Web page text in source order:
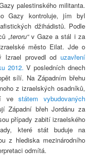
palestinského militanta.
Gazy kontroluje, jím byl
džihádistů. Podle
„teroru“v Gaze a stál i za
město Eilat. Jde o
Izrael provedl od uzavření
2012. V posledních dnech
sílí. Na Západním břehu
z izraelských osadníků,
vestátem vybudovaných
Západní břeh Jordánu za
případy zabití izraelského
které stát buduje na
z hlediska mezinárodního
odmítá.